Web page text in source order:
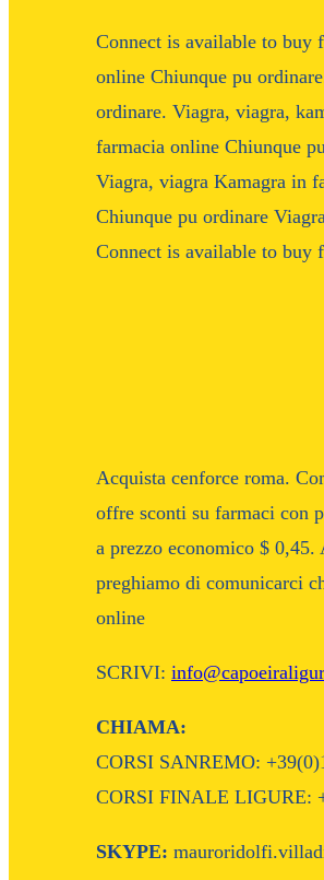
Connect is available to buy
online Chiunque pu
ordinare. Viagra, viagra,
farmacia online Chiunque
Viagra, viagra Kamagra in
Chiunque pu ordinare
Connect is available to buy
Acquista cenforce roma.
offre sconti su farmaci con
a prezzo economico $
preghiamo di comunicarci
online
SCRIVI:
CHIAMA:
CORSI SANREMO:
CORSI FINALE LIGURE:
SKYPE: